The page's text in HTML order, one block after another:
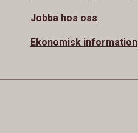
Jobba hos oss
Ekonomisk information